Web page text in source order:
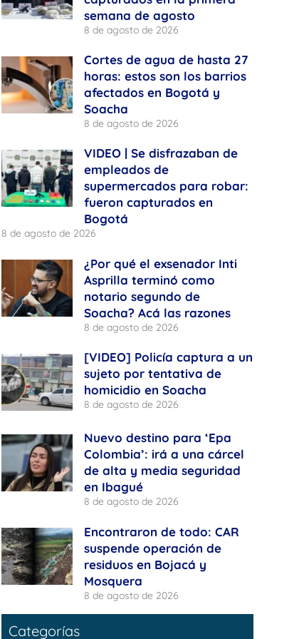
semana de agosto
8 de agosto de 2026
Cortes de agua de hasta 27
horas: estos son los barrios
afectados en Bogotá y
Soacha
8 de agosto de 2026
VIDEO | Se disfrazaban de
empleados de
supermercados para robar:
fueron capturados en
Bogotá
8 de agosto de 2026
¿Por qué el exsenador Inti
Asprilla terminó como
notario segundo de
Soacha? Acá las razones
8 de agosto de 2026
[VIDEO] Policía captura a un
sujeto por tentativa de
homicidio en Soacha
8 de agosto de 2026
Nuevo destino para ‘Epa
Colombia’: irá a una cárcel
de alta y media seguridad
en Ibagué
8 de agosto de 2026
Encontraron de todo: CAR
suspende operación de
residuos en Bojacá y
Mosquera
8 de agosto de 2026
Categorías